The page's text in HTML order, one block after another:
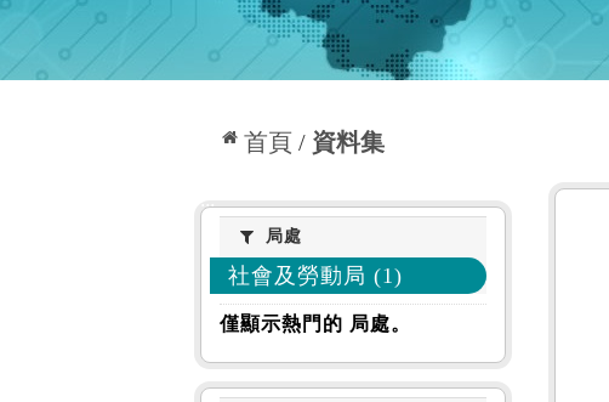
首頁 資料集
局處局處
社會及勞動局 (1)
僅顯示熱門的 局處。